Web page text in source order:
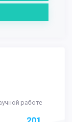
работе